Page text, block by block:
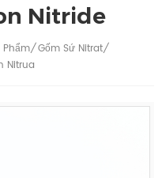
Nitride
Phẩm/ Gốm Sứ Nitrat/
Nitrua